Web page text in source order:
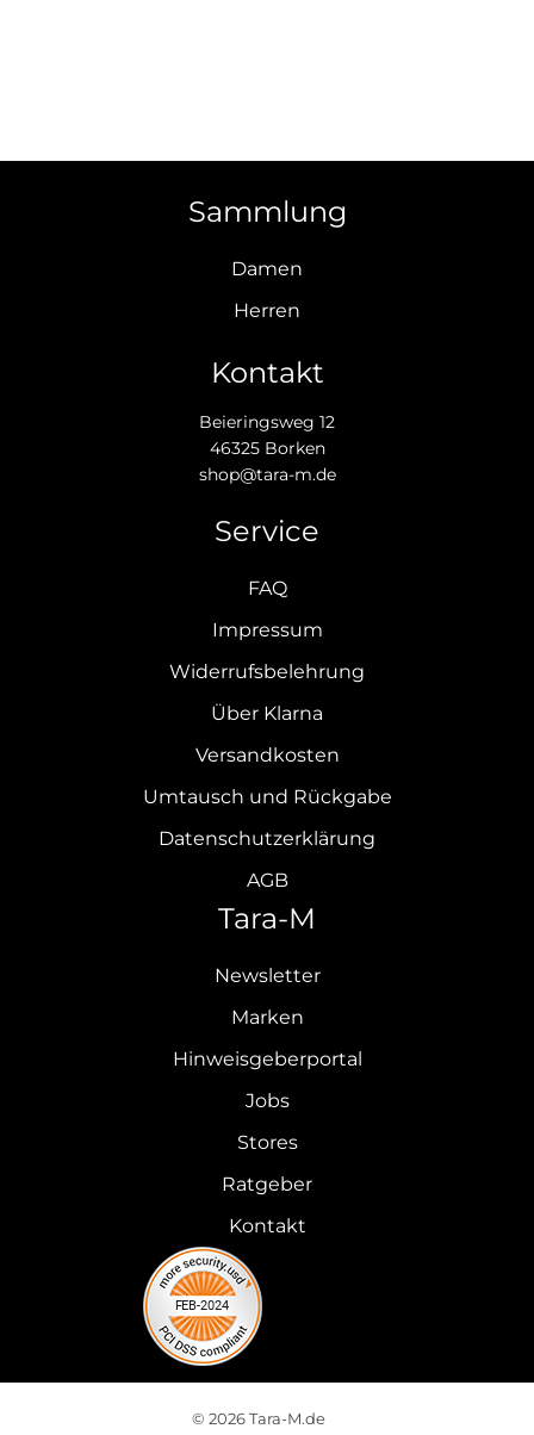
Sammlung
Damen
Herren
Kontakt
Beieringsweg 12
46325 Borken
shop@tara-m.de
Service
FAQ
Impressum
Widerrufsbelehrung
Über Klarna
Versandkosten
Umtausch und Rückgabe
Datenschutzerklärung
AGB
Tara-M
Newsletter
Marken
Hinweisgeberportal
Jobs
Stores
Ratgeber
Kontakt
© 2026 Tara-M.de